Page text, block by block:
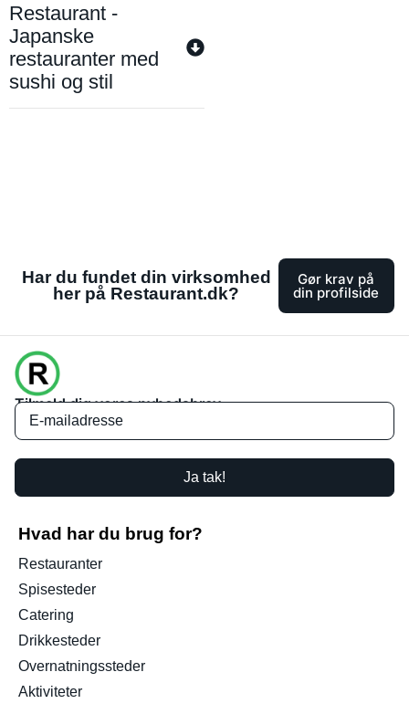
Restaurant -
Japanske
restauranter med
sushi og stil
Har du fundet din virksomhed
her på Restaurant.dk?
Gør krav på
din profilside
Tilmeld dig vores nyhedsbrev
Ja tak!
Hvad har du brug for?
Restauranter
Spisesteder
Catering
Drikkesteder
Overnatningssteder
Aktiviteter